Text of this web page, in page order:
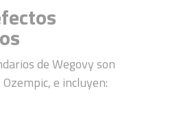
de Wegovy son
e incluyen: